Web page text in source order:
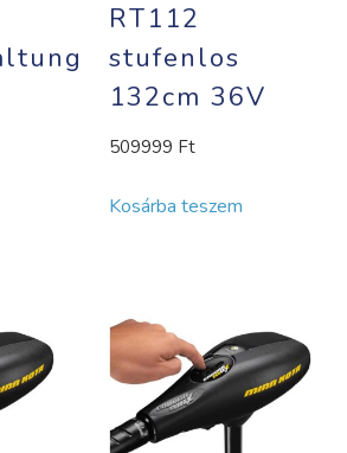
RT112
stufenlos
132cm 36V
509999 Ft
Kosárba teszem